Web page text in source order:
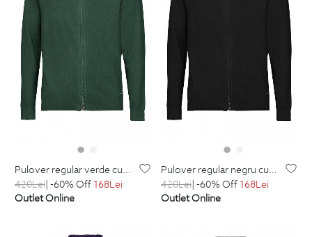
pulover regular verde cu fermoar din lana si bumbac
420Lei| -60% Off 168Lei
Outlet Online
pulover regular negru cu fermoar din lana si bumbac
420Lei| -60% Off 168Lei
Outlet Online